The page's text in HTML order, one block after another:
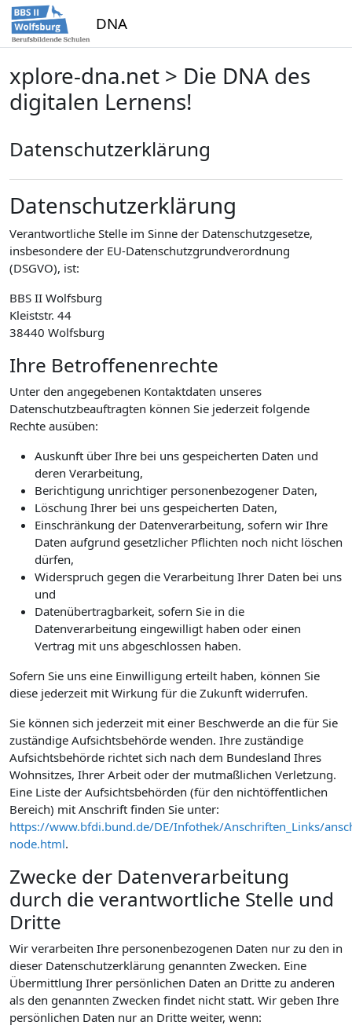
Zum Hauptinhalt
DNA
xplore-dna.net > Die DNA des
digitalen Lernens!
Datenschutzerklärung
Datenschutzerklärung
Verantwortliche Stelle im Sinne der Datenschutzgesetze,
insbesondere der EU-Datenschutzgrundverordnung
(DSGVO), ist:
BBS II Wolfsburg
Kleiststr. 44
38440 Wolfsburg
Ihre Betroffenenrechte
Unter den angegebenen Kontaktdaten unseres
Datenschutzbeauftragten können Sie jederzeit folgende
Rechte ausüben:
Auskunft über Ihre bei uns gespeicherten Daten und
deren Verarbeitung,
Berichtigung unrichtiger personenbezogener Daten,
Löschung Ihrer bei uns gespeicherten Daten,
Einschränkung der Datenverarbeitung, sofern wir Ihre
Daten aufgrund gesetzlicher Pflichten noch nicht löschen
dürfen,
Widerspruch gegen die Verarbeitung Ihrer Daten bei uns
und
Datenübertragbarkeit, sofern Sie in die
Datenverarbeitung eingewilligt haben oder einen
Vertrag mit uns abgeschlossen haben.
Sofern Sie uns eine Einwilligung erteilt haben, können Sie
diese jederzeit mit Wirkung für die Zukunft widerrufen.
Sie können sich jederzeit mit einer Beschwerde an die für Sie
zuständige Aufsichtsbehörde wenden. Ihre zuständige
Aufsichtsbehörde richtet sich nach dem Bundesland Ihres
Wohnsitzes, Ihrer Arbeit oder der mutmaßlichen Verletzung.
Eine Liste der Aufsichtsbehörden (für den nichtöffentlichen
Bereich) mit Anschrift finden Sie unter:
https://www.bfdi.bund.de/DE/Infothek/Anschriften_Links/
node.html.
Zwecke der Datenverarbeitung
durch die verantwortliche Stelle und
Dritte
Wir verarbeiten Ihre personenbezogenen Daten nur zu den in
dieser Datenschutzerklärung genannten Zwecken. Eine
Übermittlung Ihrer persönlichen Daten an Dritte zu anderen
als den genannten Zwecken findet nicht statt. Wir geben Ihre
persönlichen Daten nur an Dritte weiter, wenn: